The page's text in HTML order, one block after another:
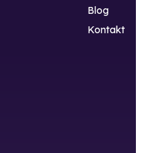
Blog
Kontakt